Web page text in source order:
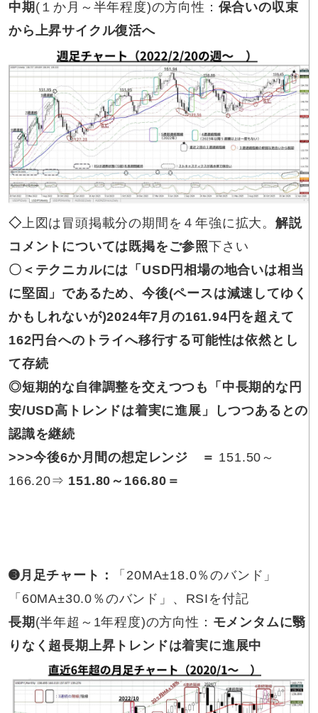
中期 (１か月～半年程度)の方向性： 保合いの収束
から上昇サイクル復活へ
◇ 上図は冒頭掲載分の期間を４年強に拡大。解説
コメントについては既掲をご参照下さい
〇＜ テクニカルには 「USD円相場の地合いは相当
に堅固」であるため、今後(ペースは減速してゆく
かもしれないが)2024年7月の161.94円を超えて
162円台へのトライへ移行する可能性は依然とし
て存続
◎短期的な自律調整を交えつつも「中長期的な円
安/USD高トレンドは着実に進展」しつつあるとの
認識を継続
>>>今後6か月間の想定レンジ ＝ 151.50～
166.20⇒ 151.80～166.80 ＝
➌月足チャート ：
「20MA±18.0％のバンド」
「60MA±30.0％のバンド」、RSIを付記
長期 (半年超～1年程度)の方向性： モメンタムに翳
りなく超長期上昇トレンドは着実に進展中